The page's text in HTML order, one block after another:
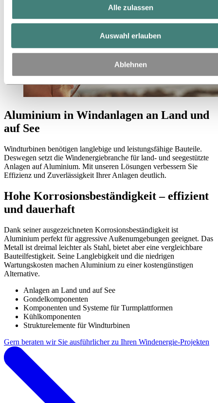
Alle zulassen
Auswahl erlauben
Ablehnen
Aluminium in Windanlagen an Land und
auf See
Windturbinen benötigen langlebige und leistungsfähige Bauteile.
Deswegen setzt die Windenergiebranche für land- und seegestützte
Anlagen auf Aluminium. Mit unseren Lösungen verbessern Sie
Effizienz und Zuverlässigkeit Ihrer Anlagen deutlich.
Hohe Korrosionsbeständigkeit – effizient
und dauerhaft
Dank seiner ausgezeichneten Korrosionsbeständigkeit ist
Aluminium perfekt für aggressive Außenumgebungen geeignet. Das
Metall ist dreimal leichter als Stahl, bietet aber eine vergleichbare
Bauteilfestigkeit. Seine Langlebigkeit und die niedrigen
Wartungskosten machen Aluminium zu einer kostengünstigen
Alternative.
Anlagen an Land und auf See
Gondelkomponenten
Komponenten und Systeme für Turmplattformen
Kühlkomponenten
Strukturelemente für Windturbinen
Gern beraten wir Sie ausführlicher zu Ihren Windenergie-Projekten